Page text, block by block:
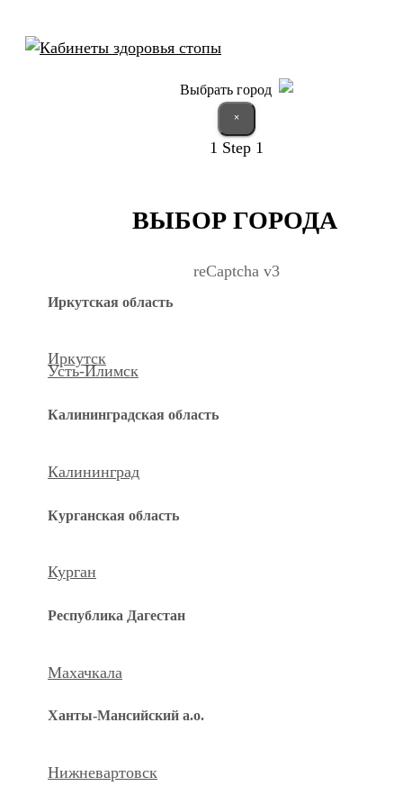
Выбрать город
×
1 Step 1
ВЫБОР ГОРОДА
reCaptcha v3
Иркутская область
Иркутск
Усть-Илимск
Калининградская область
Калининград
Курганская область
Курган
Республика Дагестан
Махачкала
Ханты-Мансийский а.о.
Нижневартовск